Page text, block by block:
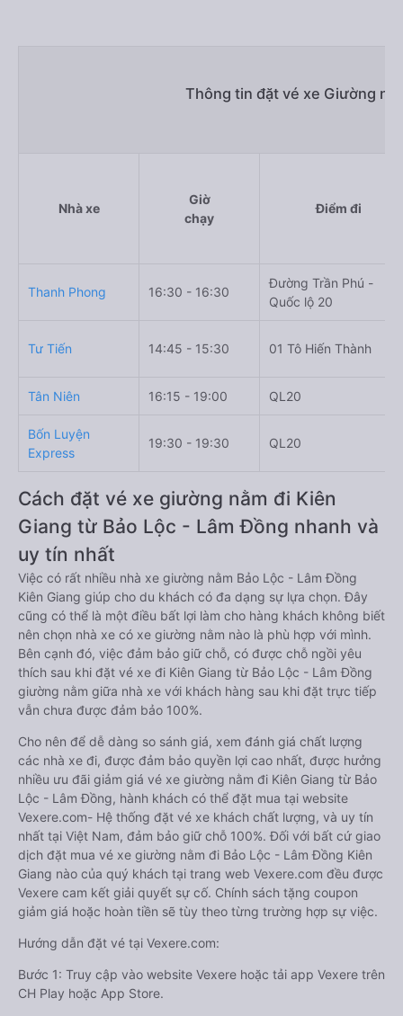
Thông tin đặt vé xe Giường
Nhà xe
Giờ
chạy
Điểm đi
Thanh Phong 16:30 - 16:30
Đường Trần Phú -
Quốc lộ 20
Tư Tiến 14:45 - 15:30 01 Tô Hiến Thành
Tân Niên 16:15 - 19:00 QL20
Bốn Luyện
Express
19:30 - 19:30 QL20
Cách đặt vé xe giường nằm đi Kiên
Giang từ Bảo Lộc - Lâm Đồng nhanh và
uy tín nhất
Việc có rất nhiều nhà xe giường nằm Bảo Lộc - Lâm Đồng
Kiên Giang giúp cho du khách có đa dạng sự lựa chọn. Đây
cũng có thể là một điều bất lợi làm cho hàng khách không biết
nên chọn nhà xe có xe giường nằm nào là phù hợp với mình.
Bên cạnh đó, việc đảm bảo giữ chỗ, có được chỗ ngồi yêu
thích sau khi đặt vé xe đi Kiên Giang từ Bảo Lộc - Lâm Đồng
giường nằm giữa nhà xe với khách hàng sau khi đặt trực tiếp
vẫn chưa được đảm bảo 100%.
Cho nên để dễ dàng so sánh giá, xem đánh giá chất lượng
các nhà xe đi, được đảm bảo quyền lợi cao nhất, được hưởng
nhiều ưu đãi giảm giá vé xe giường nằm đi Kiên Giang từ Bảo
Lộc - Lâm Đồng, hành khách có thể đặt mua tại website
Vexere.com- Hệ thống đặt vé xe khách chất lượng, và uy tín
nhất tại Việt Nam, đảm bảo giữ chỗ 100%. Đối với bất cứ giao
dịch đặt mua vé xe giường nằm đi Bảo Lộc - Lâm Đồng Kiên
Giang nào của quý khách tại trang web Vexere.com đều được
Vexere cam kết giải quyết sự cố. Chính sách tặng coupon
giảm giá hoặc hoàn tiền sẽ tùy theo từng trường hợp sự việc.
Hướng dẫn đặt vé tại Vexere.com:
Bước 1: Truy cập vào website Vexere hoặc tải app Vexere trên
CH Play hoặc App Store.